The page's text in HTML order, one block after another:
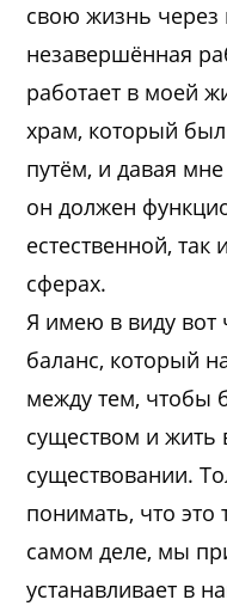
свою жизнь
незавершённая
работает в моей
храм, который
путём, и давая
он должен
естественной, так
сферах.
Я имею в виду вот
баланс, который
между тем, чтобы
существом и жить
существовании.
понимать, что
самом деле, мы
устанавливает в